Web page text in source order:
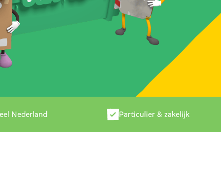
Nederland Particulier & zakelijk